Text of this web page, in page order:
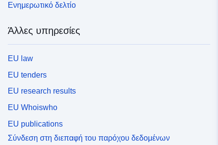
Ενημερωτικό δελτίο
Άλλες υπηρεσίες
EU law
EU tenders
EU research results
EU Whoiswho
EU publications
Σύνδεση στη διεπαφή του παρόχου δεδομένων